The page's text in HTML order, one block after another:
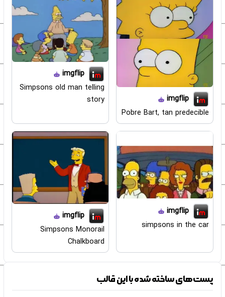
imgflip
Pobre Bart, tan predecible
imgflip
Simpsons old man telling
story
imgflip
simpsons in the car
imgflip
Simpsons Monorail
Chalkboard
پست‌های ساخته شده با این قالب